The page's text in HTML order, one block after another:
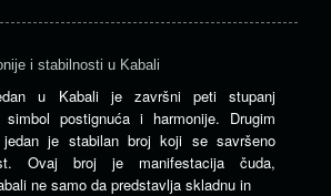
i stabilnosti u Kabali
u Kabali je završni peti stupanj
simbol postignuća i harmonije. Drugim
je stabilan broj koji se savršeno
Ovaj broj je manifestacija čuda,
ne samo da predstavlja skladnu in